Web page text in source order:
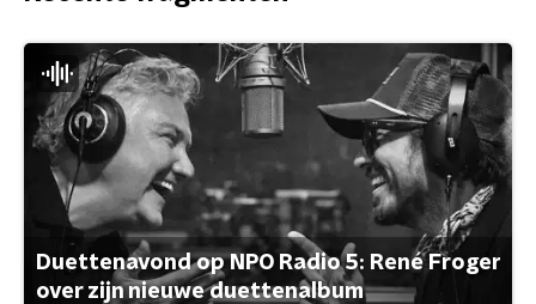
Duettenavond op NPO Radio 5: René Froger
over zijn nieuwe duettenalbum